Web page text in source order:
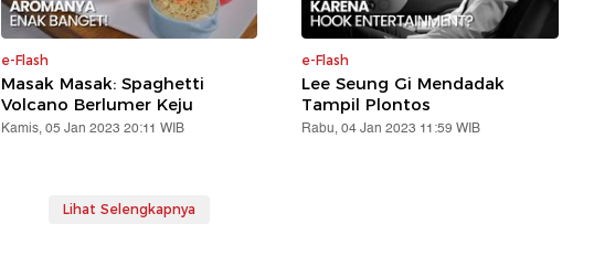
e-Flash
Masak Masak: Spaghetti
Volcano Berlumer Keju
Kamis, 05 Jan 2023 20:11 WIB
e-Flash
Lee Seung Gi Mendadak
Tampil Plontos
Rabu, 04 Jan 2023 11:59 WIB
Lihat Selengkapnya